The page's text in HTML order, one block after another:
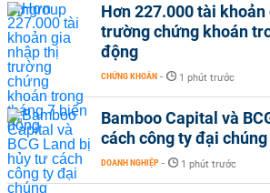
Hơn 227.000 tài
trường chứng khoán
động
CHỨNG KHOÁN - 1 phút trước
Bamboo Capital và
cách công ty đại chúng
DOANH NGHIỆP - 1 phút trước